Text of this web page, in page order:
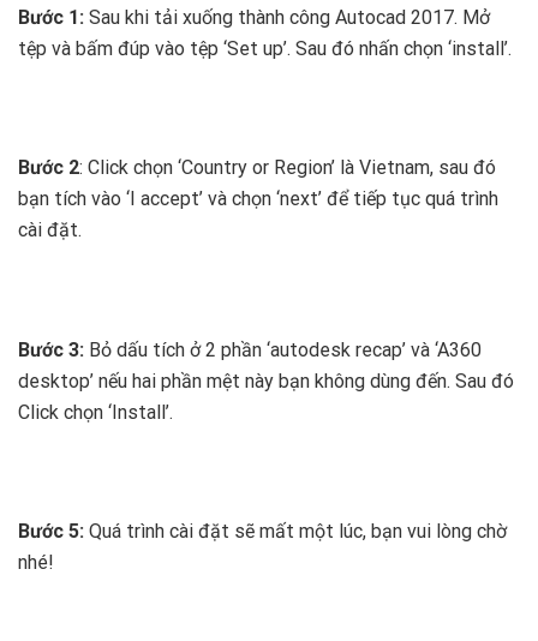
Bước 1: Sau khi tải xuống thành công Autocad 2017. Mở
tệp và bấm đúp vào tệp ‘Set up’. Sau đó nhấn chọn ‘install’.
Bước 2: Click chọn ‘Country or Region’ là Vietnam, sau đó
bạn tích vào ‘I accept’ và chọn ‘next’ để tiếp tục quá trình
cài đặt.
Bước 3: Bỏ dấu tích ở 2 phần ‘autodesk recap’ và ‘A360
desktop’ nếu hai phần mệt này bạn không dùng đến. Sau đó
Click chọn ‘Install’.
Bước 5: Quá trình cài đặt sẽ mất một lúc, bạn vui lòng chờ
nhé!